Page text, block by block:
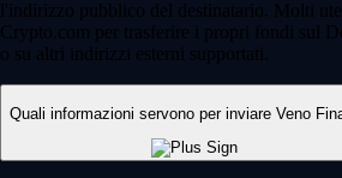
l'indirizzo pubblico del destinatario. Molti
Crypto.com per trasferire i propri fondi sul
o su altri indirizzi esterni supportati.
Quali informazioni servono per inviare Veno